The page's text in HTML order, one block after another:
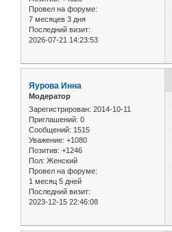
Провел на форуме:
7 месяцев 3 дня
Последний визит:
2026-07-21 14:23:53
Яурова Инна
Модератор
Зарегистрирован: 2014-10-11
Приглашений: 0
Сообщений: 1515
Уважение: +1080
Позитив: +1246
Пол: Женский
Провел на форуме:
1 месяц 5 дней
Последний визит:
2023-12-15 22:46:08